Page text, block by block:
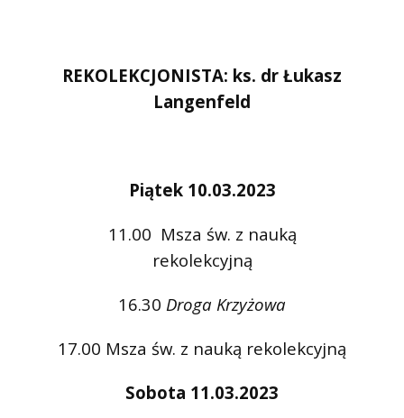
REKOLEKCJONISTA: ks. dr Łukasz
Langenfeld
Piątek 10.03.2023
11.00 Msza św. z nauką
rekolekcyjną
16.30 Droga Krzyżowa
17.00 Msza św. z nauką rekolekcyjną
Sobota 11.03.2023